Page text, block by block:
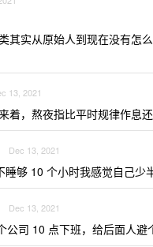
其实从原始人到现在没有怎
13, 2021
着，熬夜指比平时规律作息
Dec 13, 2021
睡够 10 个小时我感觉自己少
Dec 13, 2021
公司 10 点下班，给后面人避